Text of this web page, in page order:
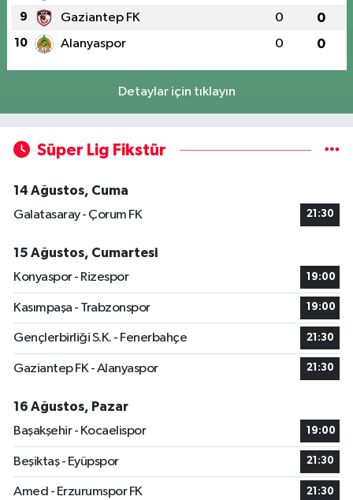
9 Gaziantep FK 0 0
10 Alanyaspor 0 0
Detaylar için tıklayın
Süper Lig Fikstür
14 Ağustos, Cuma
Galatasaray - Çorum FK
21:30
15 Ağustos, Cumartesi
Konyaspor - Rizespor
19:00
Kasımpaşa - Trabzonspor 19:00
Gençlerbirliği S.K. - Fenerbahçe 21:30
Gaziantep FK - Alanyaspor 21:30
16 Ağustos, Pazar
Başakşehir - Kocaelispor
19:00
Beşiktaş - Eyüpspor 21:30
Amed - Erzurumspor FK 21:30